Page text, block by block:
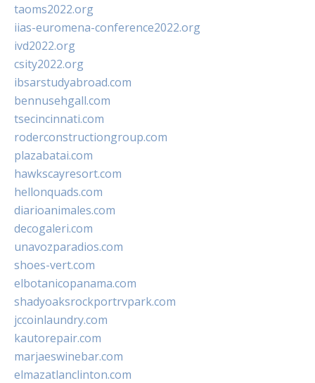
taoms2022.org
iias-euromena-conference2022.org
ivd2022.org
csity2022.org
ibsarstudyabroad.com
bennusehgall.com
tsecincinnati.com
roderconstructiongroup.com
plazabatai.com
hawkscayresort.com
hellonquads.com
diarioanimales.com
decogaleri.com
unavozparadios.com
shoes-vert.com
elbotanicopanama.com
shadyoaksrockportrvpark.com
jccoinlaundry.com
kautorepair.com
marjaeswinebar.com
elmazatlanclinton.com